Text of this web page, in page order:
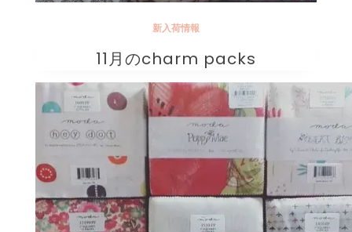
新入荷情報
11月のcharm packs